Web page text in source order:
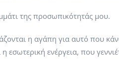
της προσωπικότητάς μου.
η αγάπη για αυτό που
εσωτερική ενέργεια, που